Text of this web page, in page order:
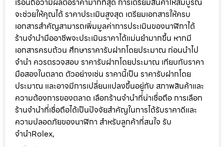
จะช่วยให้คุณได้ ราคาประเมินสูงสุด เตรียมเอกสารให้ครบ
เอกสารสำคัญสามารถเพิ่มมูลค่าการประเมินของนาฬิกาได้
ร้านจำนำมืออาชีพจะประเมินราคาได้แม่นยำมากขึ้น หากมี
เอกสารครบถ้วน ศึกษาราคารับฝากโดยประมาณ ก่อนนำไป
จำนำ ควรตรวจสอบ ราคารับฝากโดยประมาณ เทียบกับราคา
มือสองในตลาด ตัวอย่างเช่น ราคานี้เป็น ราคารับฝากโดย
ประมาณ และอาจมีการเปลี่ยนแปลงขึ้นอยู่กับ สภาพสินค้าและ
ความต้องการของตลาด เลือกร้านจำนำที่น่าเชื่อถือ การเลือก
ร้านจำนำที่เชื่อถือได้เป็นปัจจัยสำคัญในการได้รับราคาดีและ
ความปลอดภัยของนาฬิกา สำหรับลูกค้าที่สนใจ รับ
จำนำRolex,